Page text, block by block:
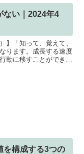
ない｜2024年4
】「知って、覚えて、
ります。成長する速度
動に移すことができる
を構成する3つの